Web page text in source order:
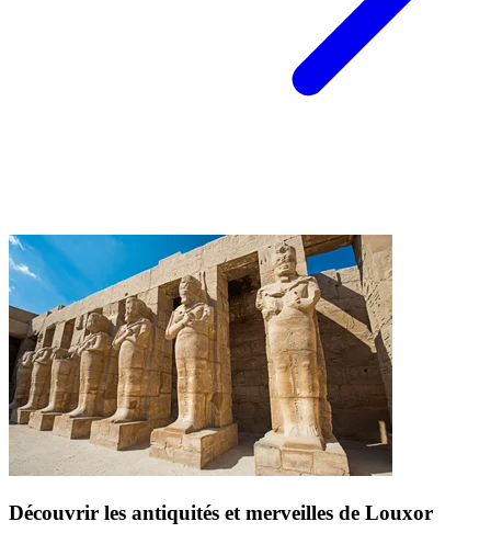
Découvrir les antiquités et merveilles de Louxor